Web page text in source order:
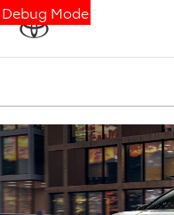
Debug Mode